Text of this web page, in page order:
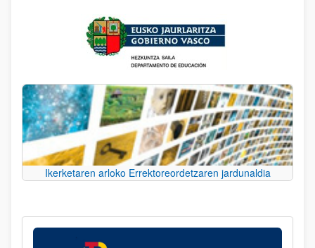
Ikerketaren arloko Errektoreordetzaren jardunaldia